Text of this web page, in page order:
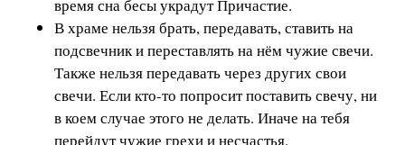
время сна бесы украдут Причастие.
В храме нельзя брать, передавать, ставить на
подсвечник и переставлять на нём чужие свечи.
Также нельзя передавать через других свои
свечи. Если кто-то попросит поставить свечу, ни
в коем случае этого не делать. Иначе на тебя
перейдут чужие грехи и несчастья.